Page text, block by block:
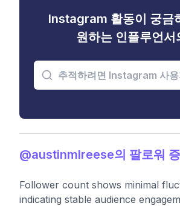
Instagram 활동이 궁금
원하는 인플루언서
@austinmlreese의 팔로워
Follower count shows minimal
indicating stable audience